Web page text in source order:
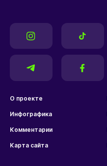
О проекте
Инфографика
Комментарии
Карта сайта